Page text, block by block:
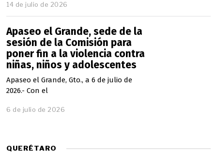
14 de julio de 2026
Apaseo el Grande, sede de la
sesión de la Comisión para
poner fin a la violencia contra
niñas, niños y adolescentes
Apaseo el Grande, Gto., a 6 de julio de
2026.- Con el
6 de julio de 2026
QUERÉTARO